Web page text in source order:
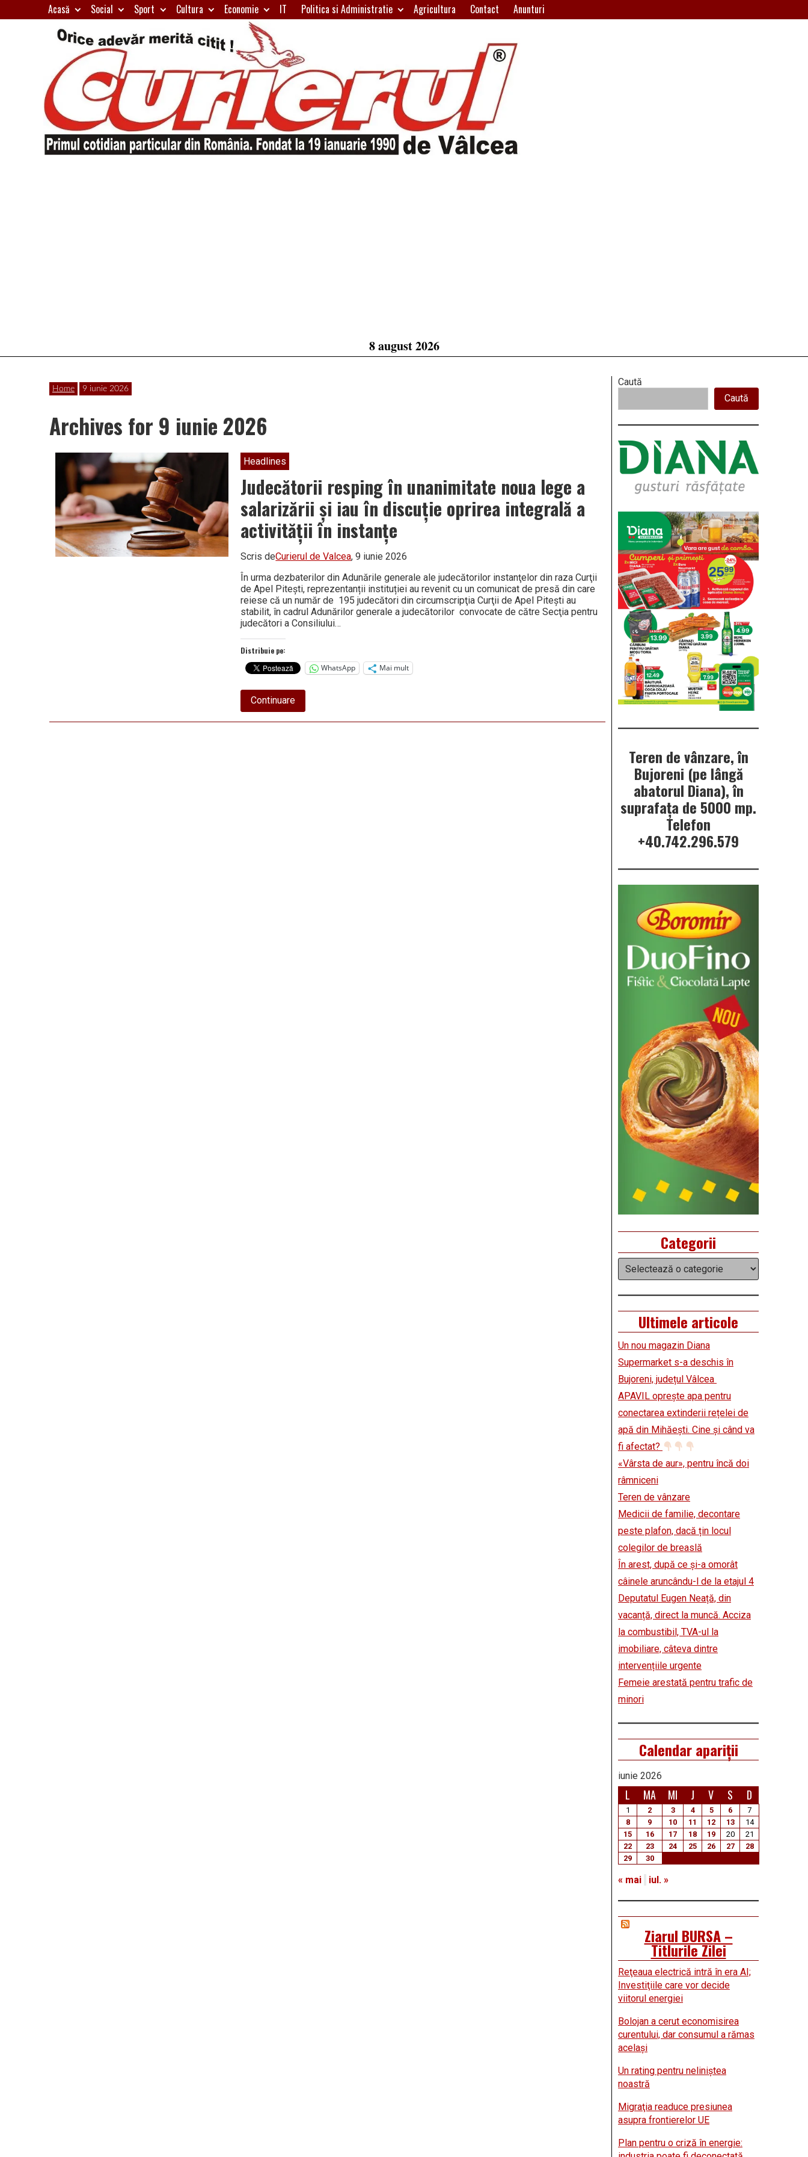
to
Acasă Social Sport Cultura Economie IT Politica si Administratie Agricultura Contact Anunturi
8 august 2026
Home 9 iunie 2026
Archives for 9 iunie 2026
Headlines
Judecătorii resping în unanimitate noua lege a
salarizării și iau în discuție oprirea integrală a
activității în instanțe
Scris deCurierul de Valcea, 9 iunie 2026
În urma dezbaterilor din Adunările generale ale judecătorilor instanţelor din raza Curţii
de Apel Piteşti, reprezentanții instituției au revenit cu un comunicat de presă din care
reiese că un număr de 195 judecători din circumscripţia Curţii de Apel Piteşti au
stabilit, în cadrul Adunărilor generale a judecătorilor convocate de către Secţia pentru
judecători a Consiliului…
Distribuie pe:
WhatsApp
Mai mult
Continuareabout
Judecătorii
resping
Right
Asides
Caută
Caută
Teren de vânzare, în
Bujoreni (pe lângă
abatorul Diana), în
suprafața de 5000 mp.
Telefon
+40.742.296.579
Categorii
Categorii
Ultimele articole
Un nou magazin Diana
Supermarket s-a deschis în
Bujoreni, județul Vâlcea
APAVIL oprește apa pentru
conectarea extinderii rețelei de
apă din Mihăești. Cine și când va
fi afectat?
«Vârsta de aur», pentru încă doi
râmniceni
Teren de vânzare
Medicii de familie, decontare
peste plafon, dacă țin locul
colegilor de breaslă
În arest, după ce și-a omorât
câinele aruncându-l de la etajul 4
Deputatul Eugen Neață, din
vacanță, direct la muncă. Acciza
la combustibil, TVA-ul la
imobiliare, câteva dintre
intervențiile urgente
Femeie arestată pentru trafic de
minori
Calendar apariții
iunie 2026
L MA MI J V S D
1 2 3 4 5 6
7
8
9 10 11 12 13
14
15
16 17 18 19 20
21
22
23 24 25 26 27
28
29
30
« mai iul. »
Ziarul BURSA –
Titlurile Zilei
Reţeaua electrică intră în era AI;
Investiţiile care vor decide
viitorul energiei
Bolojan a cerut economisirea
curentului, dar consumul a rămas
acelaşi
Un rating pentru neliniştea
noastră
Migraţia readuce presiunea
asupra frontierelor UE
Plan pentru o criză în energie: